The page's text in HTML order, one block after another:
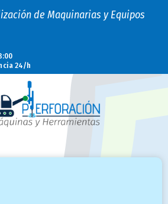
de Maquinarias y Equipos
24/h